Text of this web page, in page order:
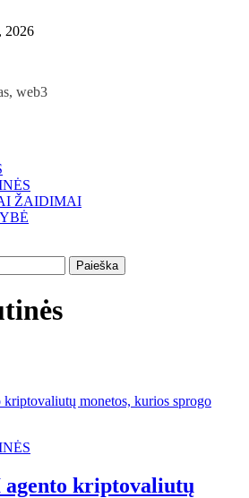
2026
web3
ŽAIDIMAI
kriptovaliutų